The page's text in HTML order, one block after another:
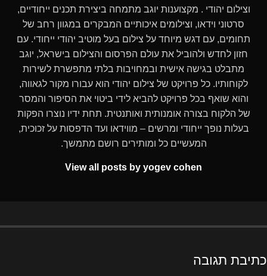
וצילום יהודי . מקצוענות יוגב מתמחה ביצירת תכנים ייחודיים,
סרטוני וידאו, וצילומים איכותיים המבקרים במגוון רחב של
תחומים, עם דגש מיוחד על צילום בעל מוטיב יהודי ייחודי. עם
חזון לחדש ולהוביל את עולם הפרסום והצילום בישראל, יוגב
מתבלט בגישה אישית ובמחויבות בלתי מתפשרת לשירות
לקוחותיו. כל פרויקט של צילום יהודי הוא עבורו מקור לגאווה,
והוא שואף בכל פרויקט להביא לידי ביטוי את הסיפור והמסר
של הלקוח בצורה אומנותית ואותנטית. תחת ידיו נוצרו הפקות
בעלות נופך ייחודי ומרשים – מווידאו ועד הדפסות על זכוכית,
המעשיים כל ומותירים רושם מתמשך.
View all posts by yogev cohen
כתיבת תגובה